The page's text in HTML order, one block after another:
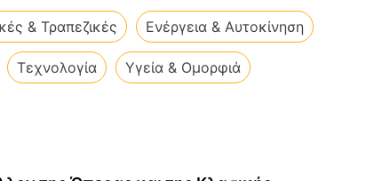
& Τραπεζικές Ενέργεια & Αυτοκίνηση
Τεχνολογία Υγεία & Ομορφιά